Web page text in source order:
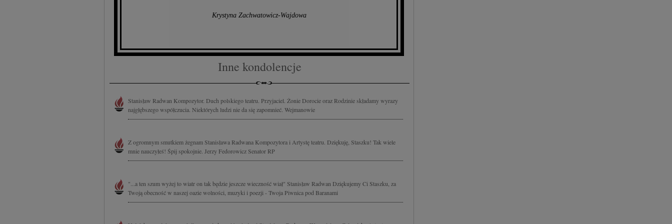
Krystyna Zachwatowicz-Wajdowa
Inne kondolencje
Stanisław Radwan Kompozytor. Duch polskiego teatru. Przyjaciel. Żonie Dorocie oraz Rodzinie składamy wyrazy
najgłębszego współczucia. Niektórych ludzi nie da się zapomnieć. Wejmanowie
Z ogromnym smutkiem żegnam Stanisława Radwana Kompozytora i Artystę teatru. Dziękuję, Staszku! Tak wiele
mnie nauczyłeś! Śpij spokojnie. Jerzy Fedorowicz Senator RP
"...a ten szum wyżej to wiatr on tak będzie jeszcze wieczność wiał" Stanisław Radwan Dziękujemy Ci Staszku, za
Twoją obecność w naszej oazie wolności, muzyki i poezji - Twoja Piwnica pod Baranami